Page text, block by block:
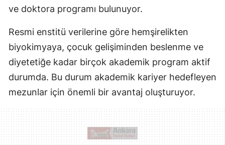
ve doktora programı bulunuyor.
Resmi enstitü verilerine göre hemşirelikten
biyokimyaya, çocuk gelişiminden beslenme ve
diyetetiğe kadar birçok akademik program aktif
durumda. Bu durum akademik kariyer hedefleyen
mezunlar için önemli bir avantaj oluşturuyor.